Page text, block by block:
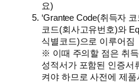
요)
‘Grantee Code(취득자
코드(회사고유번호)와
식별코드)으로 이루어짐
※ 이때 주의할 점은 취
성적서가 포함된 인증서
켜야 하므로 사전에 제품